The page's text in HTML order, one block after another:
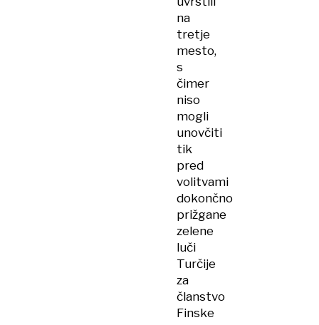
na
tretje
mesto,
s
čimer
niso
mogli
unovčiti
tik
pred
volitvami
dokončno
prižgane
zelene
luči
Turčije
za
članstvo
Finske